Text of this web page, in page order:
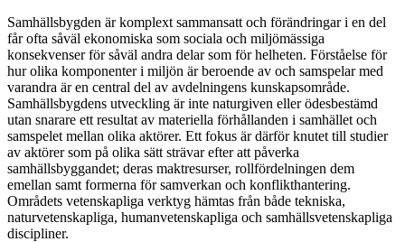
Samhällsbygden är komplext sammansatt och förändringar i en del
får ofta såväl ekonomiska som sociala och miljömässiga
konsekvenser för såväl andra delar som för helheten. Förståelse för
hur olika komponenter i miljön är beroende av och samspelar med
varandra är en central del av avdelningens kunskapsområde.
Samhällsbygdens utveckling är inte naturgiven eller ödesbestämd
utan snarare ett resultat av materiella förhållanden i samhället och
samspelet mellan olika aktörer. Ett fokus är därför knutet till studier
av aktörer som på olika sätt strävar efter att påverka
samhällsbyggandet; deras maktresurser, rollfördelningen dem
emellan samt formerna för samverkan och konflikthantering.
Områdets vetenskapliga verktyg hämtas från både tekniska,
naturvetenskapliga, humanvetenskapliga och samhällsvetenskapliga
discipliner.